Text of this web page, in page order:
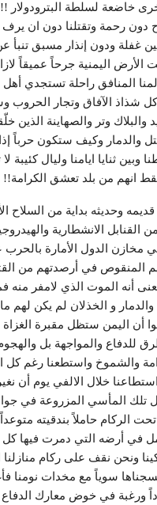
خاضعة لسلطة البترودولار
دون رحمة وتقتلنا دون ان
ودون إنذار مسبق تنبأ عن
اليمنية جرحاً عميقاً
المنافق راحلة تستجدي
شذاذ الآفاق وتجار الحروب
والبلاك وتر والصهاينة الذين
وكيف ستكون حرباً إذا
ثنايا ايامنا وليال كئيبة
انهم من بلد تعشق الكرامة!!
قديمه وحديثه بداية من السلاح
القنابل الانشطارية
الدول الأمارة بالحرب
المنقوص في أرصدتهم من
أنه الموت الذي لامفر
و الخذلان لم يكن لهم
أن اليمن ستظل مقبرة
للدفاع والمواجهة بل
والشموخ واستطعنا رغم كل
خلال الالفي يوم أن
تلك المأسي المزروعة في
الركام حاملاً بندقيته
في أرضه التي دمرت فيها كل
ونحن نقف على ركام
سوياً مع مخدات نومنا
ورغبة في خوض معارك